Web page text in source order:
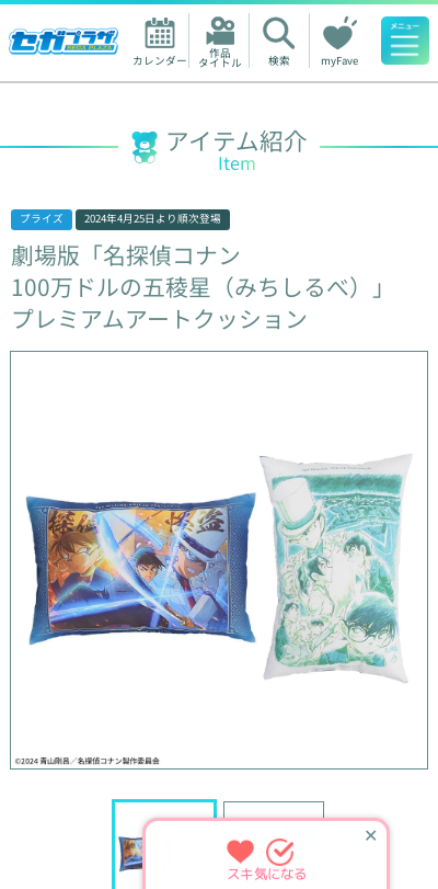
カレンダー 作品
タイトル 検索 myFave
人気ワード
アイテム紹介
Item
プライズ 2024年4月25日 より順次登場
劇場版「名探偵コナン
100万ドルの五稜星（みちしるべ）」
プレミアムアートクッション
✕
スキ気になる